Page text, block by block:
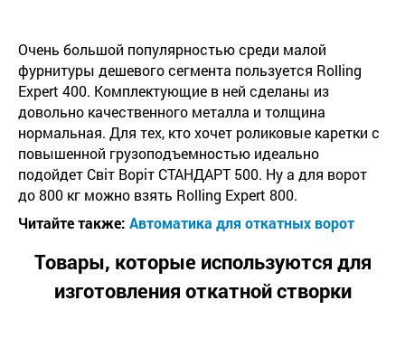
Очень большой популярностью среди малой
фурнитуры дешевого сегмента пользуется Rolling
Expert 400. Комплектующие в ней сделаны из
довольно качественного металла и толщина
нормальная. Для тех, кто хочет роликовые каретки с
повышенной грузоподъемностью идеально
подойдет Світ Воріт СТАНДАРТ 500. Ну а для ворот
до 800 кг можно взять Rolling Expert 800.
Читайте также: Автоматика для откатных ворот
Товары, которые используются для
изготовления откатной створки